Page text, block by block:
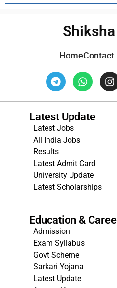
HomeContact
Latest Update
Latest Jobs
All India Jobs
Results
Latest Admit Card
University Update
Latest Scholarships
Education &
Admission
Exam Syllabus
Govt Scheme
Sarkari Yojana
Latest Update